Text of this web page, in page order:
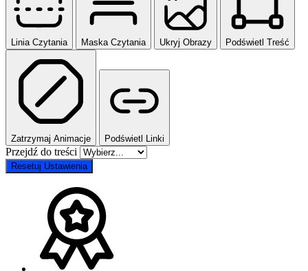
Linia Czytania Maska Czytania Ukryj Obrazy Podświetl Treść
Zatrzymaj Animacje Podświetl Linki
Przejdź do treści
Resetuj Ustawienia